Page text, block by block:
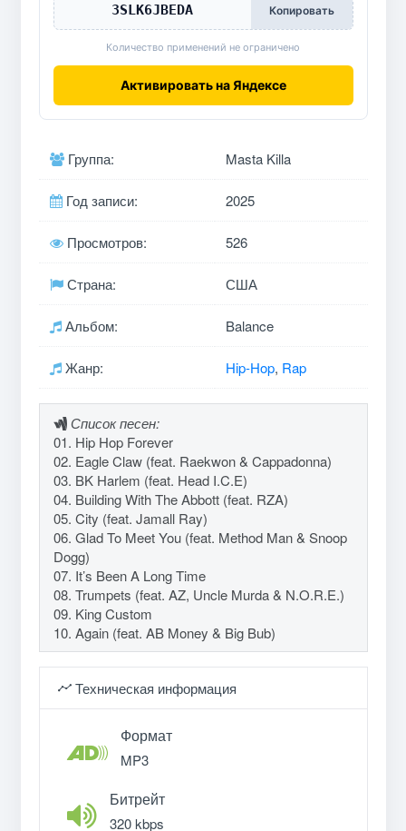
3SLK6JBEDA Копировать
Количество применений не ограничено
Активировать на Яндексе
Группа: Masta Killa
Год записи: 2025
Просмотров: 526
Страна: США
Альбом: Balance
Жанр: Hip-Hop, Rap
Список песен:
01. Hip Hop Forever
02. Eagle Claw (feat. Raekwon & Cappadonna)
03. BK Harlem (feat. Head I.C.E)
04. Building With The Abbott (feat. RZA)
05. City (feat. Jamall Ray)
06. Glad To Meet You (feat. Method Man & Snoop
Dogg)
07. It’s Been A Long Time
08. Trumpets (feat. AZ, Uncle Murda & N.O.R.E.)
09. King Custom
10. Again (feat. AB Money & Big Bub)
Техническая информация
Формат
MP3
Битрейт
320 kbps